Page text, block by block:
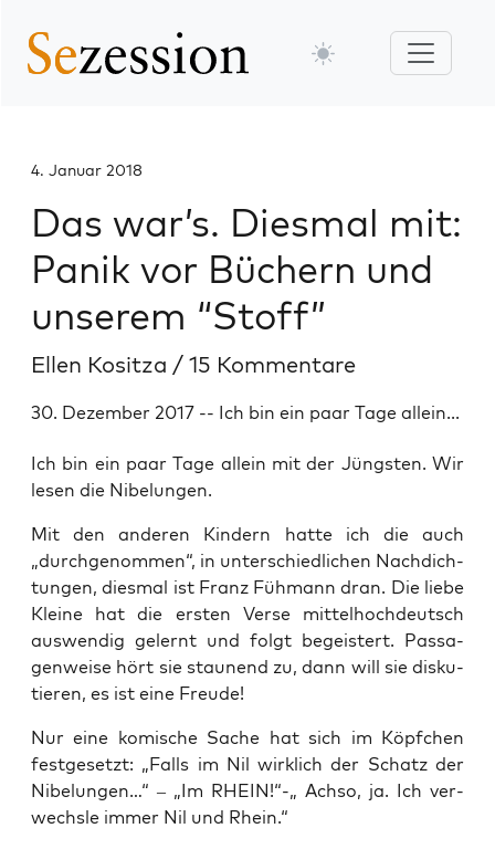
4. Januar 2018
Das war’s. Diesmal mit:
Panik vor Büchern und
unserem “Stoff”
Ellen Kositza / 15 Kommentare
30. Dezember 2017 -- Ich bin ein paar Tage allein...
Ich bin ein paar Tage allein mit der Jüngs­ten. Wir
lesen die Nibelungen.
Mit den ande­ren Kin­dern hat­te ich die auch
„durch­ge­nom­men“, in unter­schied­li­chen Nach­dich­
tun­gen, dies­mal ist Franz Füh­mann dran. Die lie­be
Klei­ne hat die ers­ten Ver­se mit­tel­hoch­deutsch
aus­wen­dig gelernt und folgt begeis­tert. Pas­sa­
gen­wei­se hört sie stau­nend zu, dann will sie dis­ku­
tie­ren, es ist eine Freude!
Nur eine komi­sche Sache hat sich im Köpf­chen
fest­ge­setzt: „Falls im Nil wirk­lich der Schatz der
Nibe­lun­gen…“ – „Im RHEIN!“-„ Ach­so, ja. Ich ver­
wechs­le immer Nil und Rhein.“